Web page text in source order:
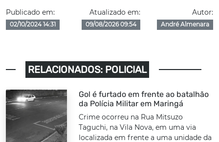
Publicado em:
02/10/2024 14:31
Atualizado em:
09/08/2026 09:54
Autor:
André Almenara
RELACIONADOS: POLICIAL
Gol é furtado em frente ao batalhão
da Polícia Militar em Maringá
Crime ocorreu na Rua Mitsuzo
Taguchi, na Vila Nova, em uma via
localizada em frente a uma unidade da